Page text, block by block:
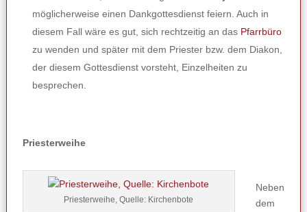
möglicherweise einen Dankgottesdienst feiern. Auch in
diesem Fall wäre es gut, sich rechtzeitig an das Pfarrbüro
zu wenden und später mit dem Priester bzw. dem Diakon,
der diesem Gottesdienst vorsteht, Einzelheiten zu
besprechen.
Priesterweihe
Priesterweihe, Quelle: Kirchenbote
Neben
dem